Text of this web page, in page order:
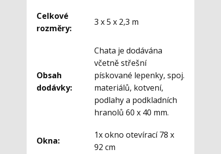
Celkové
rozměry:
3 x 5 x 2,3 m
Obsah
dodávky:
Chata je dodávána
včetně střešní
pískované lepenky, spoj.
materiálů, kotvení,
podlahy a podkladních
hranolů 60 x 40 mm.
Okna:
1x okno otevírací 78 x
92 cm